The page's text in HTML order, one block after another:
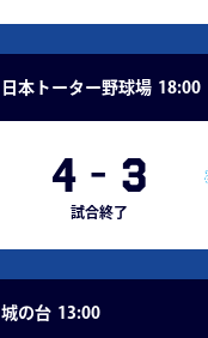
日本トーター野球場 18:00
4 - 3
試合終了
城の台 13:00